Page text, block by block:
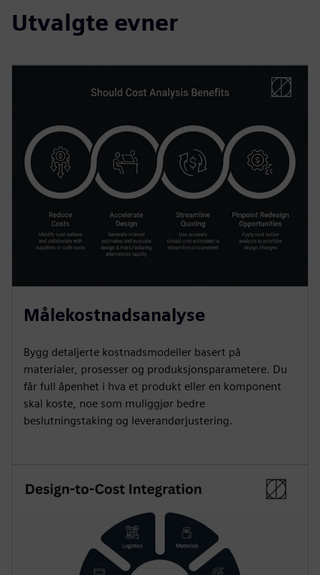
Utvalgte evner
Målekostnadsanalyse
Bygg detaljerte kostnadsmodeller basert på
materialer, prosesser og produksjonsparametere. Du
får full åpenhet i hva et produkt eller en komponent
skal koste, noe som muliggjør bedre
beslutningstaking og leverandørjustering.